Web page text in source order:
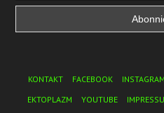
Footer Menu
KONTAKT FACEBOOK INSTAGRAM
EKTOPLAZM
YOUTUBE